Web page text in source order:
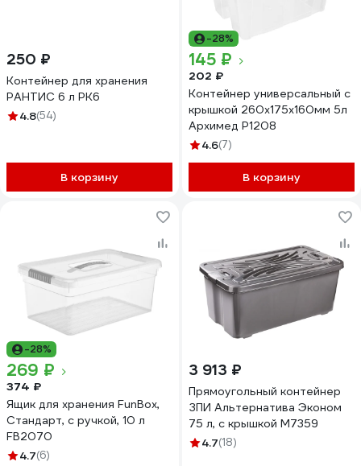
250 ₽
Контейнер для хранения
РАНТИС 6 л РК6
4.8(54)
В корзину
-28%
145 ₽
202 ₽
Контейнер универсальный с
крышкой 260x175x160мм 5л
Архимед Р1208
4.6(7)
В корзину
-28%
269 ₽
374 ₽
Ящик для хранения FunBox,
Стандарт, с ручкой, 10 л
FB2070
4.7(6)
3 913 ₽
Прямоугольный контейнер
ЗПИ Альтернатива Эконом
75 л, с крышкой М7359
4.7(18)